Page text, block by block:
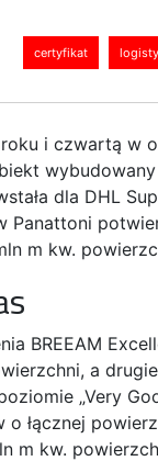
certyfikat
i czwartą w
dla DHL
Panattoni
m kw.
BREEAM
a
„Very
łącznej
m kw.